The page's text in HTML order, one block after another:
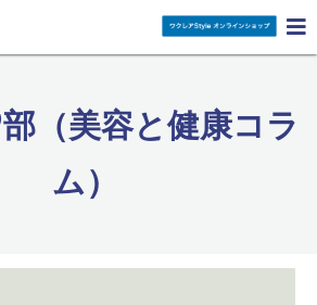

（美容と健康コラ
ム）